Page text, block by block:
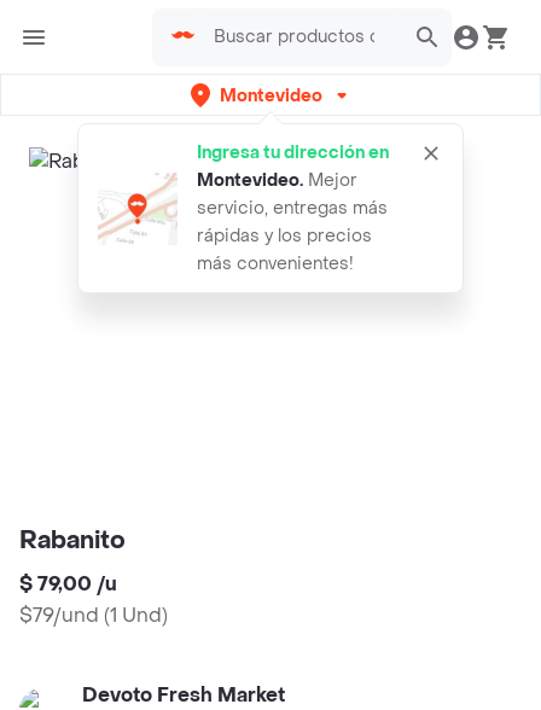
Montevideo
Ingresa tu dirección en
Montevideo. Mejor
servicio, entregas más
rápidas y los precios
más convenientes!
Rabanito
$ 79,00 /u
$79/und (1 Und)
Devoto Fresh Market